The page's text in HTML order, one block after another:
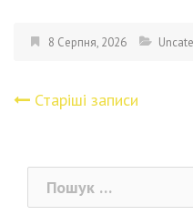
8 Серпня, 2026
Навігація
записів
Старіші записи
Пошук: